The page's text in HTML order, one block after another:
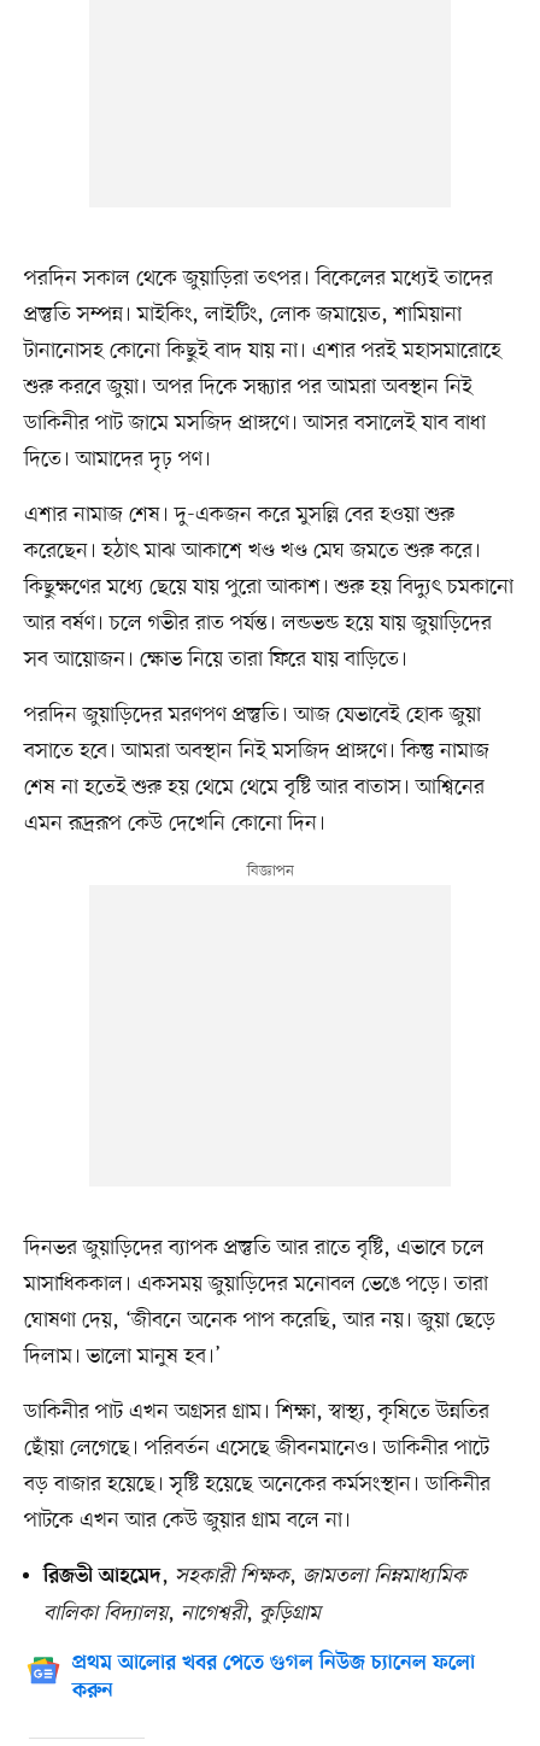
পরদিন সকাল থেকে জুয়াড়িরা তৎপর। বিকেলের মধ্যেই তাদের
প্রস্তুতি সম্পন্ন। মাইকিং, লাইটিং, লোক জমায়েত, শামিয়ানা
টানানোসহ কোনো কিছুই বাদ যায় না। এশার পরই মহাসমারোহে
শুরু করবে জুয়া। অপর দিকে সন্ধ্যার পর আমরা অবস্থান নিই
ডাকিনীর পাট জামে মসজিদ প্রাঙ্গণে। আসর বসালেই যাব বাধা
দিতে। আমাদের দৃঢ় পণ।
এশার নামাজ শেষ। দু-একজন করে মুসল্লি বের হওয়া শুরু
করেছেন। হঠাৎ মাঝ আকাশে খণ্ড খণ্ড মেঘ জমতে শুরু করে।
কিছুক্ষণের মধ্যে ছেয়ে যায় পুরো আকাশ। শুরু হয় বিদ্যুৎ চমকানো
আর বর্ষণ। চলে গভীর রাত পর্যন্ত। লন্ডভন্ড হয়ে যায় জুয়াড়িদের
সব আয়োজন। ক্ষোভ নিয়ে তারা ফিরে যায় বাড়িতে।
পরদিন জুয়াড়িদের মরণপণ প্রস্তুতি। আজ যেভাবেই হোক জুয়া
বসাতে হবে। আমরা অবস্থান নিই মসজিদ প্রাঙ্গণে। কিন্তু নামাজ
শেষ না হতেই শুরু হয় থেমে থেমে বৃষ্টি আর বাতাস। আশ্বিনের
এমন রূদ্ররূপ কেউ দেখেনি কোনো দিন।
দিনভর জুয়াড়িদের ব্যাপক প্রস্তুতি আর রাতে বৃষ্টি, এভাবে চলে
মাসাধিককাল। একসময় জুয়াড়িদের মনোবল ভেঙে পড়ে। তারা
ঘোষণা দেয়, ‘জীবনে অনেক পাপ করেছি, আর নয়। জুয়া ছেড়ে
দিলাম। ভালো মানুষ হব।’
ডাকিনীর পাট এখন অগ্রসর গ্রাম। শিক্ষা, স্বাস্থ্য, কৃষিতে উন্নতির
ছোঁয়া লেগেছে। পরিবর্তন এসেছে জীবনমানেও। ডাকিনীর পাটে
বড় বাজার হয়েছে। সৃষ্টি হয়েছে অনেকের কর্মসংস্থান। ডাকিনীর
পাটকে এখন আর কেউ জুয়ার গ্রাম বলে না।
রিজভী আহমেদ, সহকারী শিক্ষক, জামতলা নিম্নমাধ্যমিক
বালিকা বিদ্যালয়, নাগেশ্বরী, কুড়িগ্রাম
প্রথম আলোর খবর পেতে গুগল নিউজ চ্যানেল ফলো
করুন